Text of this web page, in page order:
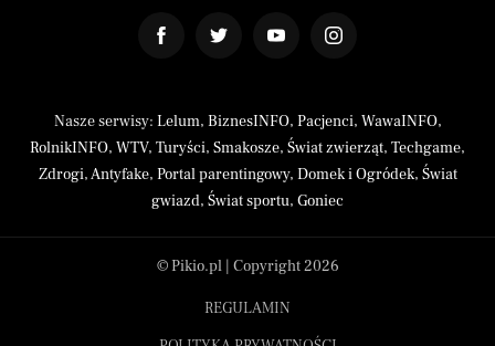
Nasze serwisy: Lelum, BiznesINFO, Pacjenci, WawaINFO,
RolnikINFO, WTV, Turyści, Smakosze, Świat zwierząt, Techgame,
Zdrogi,Antyfake, Portal parentingowy, Domek i Ogródek, Świat
gwiazd, Świat sportu, Goniec
© Pikio.pl | Copyright 2026
REGULAMIN